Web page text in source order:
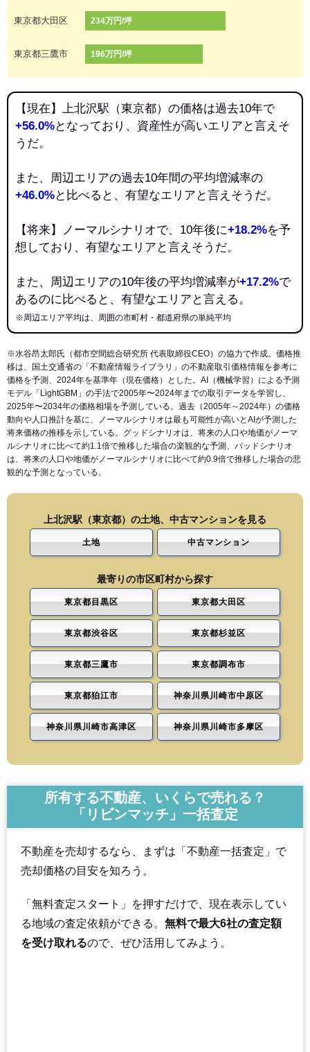
東京都大田区 234万円/坪
東京都三鷹市 196万円/坪
【現在】上北沢駅（東京都）の価格は過去10年で
+56.0%となっており、資産性が高いエリアと言えそ
うだ。
また、周辺エリアの過去10年間の平均増減率の
+46.0%と比べると、有望なエリアと言えそうだ。
【将来】ノーマルシナリオで、10年後に+18.2%を予
想しており、有望なエリアと言えそうだ。
また、周辺エリアの10年後の平均増減率が+17.2%で
あるのに比べると、有望なエリアと言える。
※周辺エリア平均は、周囲の市町村・都道府県の単純平均
※水谷昂太郎氏（都市空間総合研究所 代表取締役CEO）の協力で作成。価格推
移は、国土交通省の「 不動産情報ライブラリ 」の不動産取引価格情報を参考に
価格を予測、2024年を基準年（現在価格）とした。AI（機械学習）による予測
モデル「LightGBM」の手法で2005年〜2024年までの取引データを学習し、
2025年〜2034年の価格相場を予測している。過去（2005年～2024年）の価格
動向や人口推計を基に、ノーマルシナリオは最も可能性が高いとAIが予測した
将来価格の推移を示している。グッドシナリオは、将来の人口や地価がノーマ
ルシナリオに比べて約1.1倍で推移した場合の楽観的な予測、バッドシナリオ
は、将来の人口や地価がノーマルシナリオに比べて約0.9倍で推移した場合の悲
観的な予測となっている。
上北沢駅（東京都）の土地、中古マンションを見る
土地 中古マンション
最寄りの市区町村から探す
東京都目黒区 東京都大田区
東京都渋谷区 東京都杉並区
東京都三鷹市 東京都調布市
東京都狛江市 神奈川県川崎市中原区
神奈川県川崎市高津区 神奈川県川崎市多摩区
所有する不動産、いくらで売れる？
「リビンマッチ」一括査定
不動産を売却するなら、まずは「不動産一括査定」で
売却価格の目安を知ろう。
「無料査定スタート」を押すだけで、現在表示してい
る地域の査定依頼ができる。 無料で最大6社の査定額
を受け取れるので、ぜひ活用してみよう。